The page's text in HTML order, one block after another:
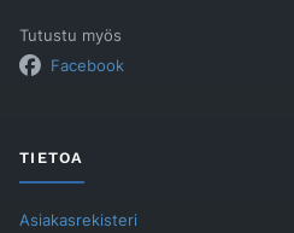
Tutustu myös
Facebook
TIETOA
Asiakasrekisteri